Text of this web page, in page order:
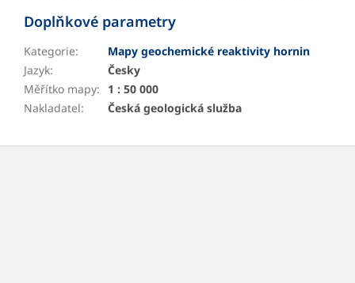
Doplňkové parametry
Kategorie:
Mapy geochemické reaktivity hornin
Jazyk:
Česky
Měřítko mapy:
1 : 50 000
Nakladatel: Česká geologická služba
Z